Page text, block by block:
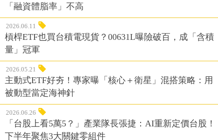
「融資體脂率」不高
2026.06.11
槓桿ETF也買台積電現貨？00631L曝險破百，成「含積
量」冠軍
2026.05.21
主動式ETF好夯！專家曝「核心＋衛星」混搭策略：用
被動型當定海神針
2026.06.26
「台股上看5萬5？」產業隊長張捷：AI重新定價台股！
下半年聚焦3大關鍵零組件